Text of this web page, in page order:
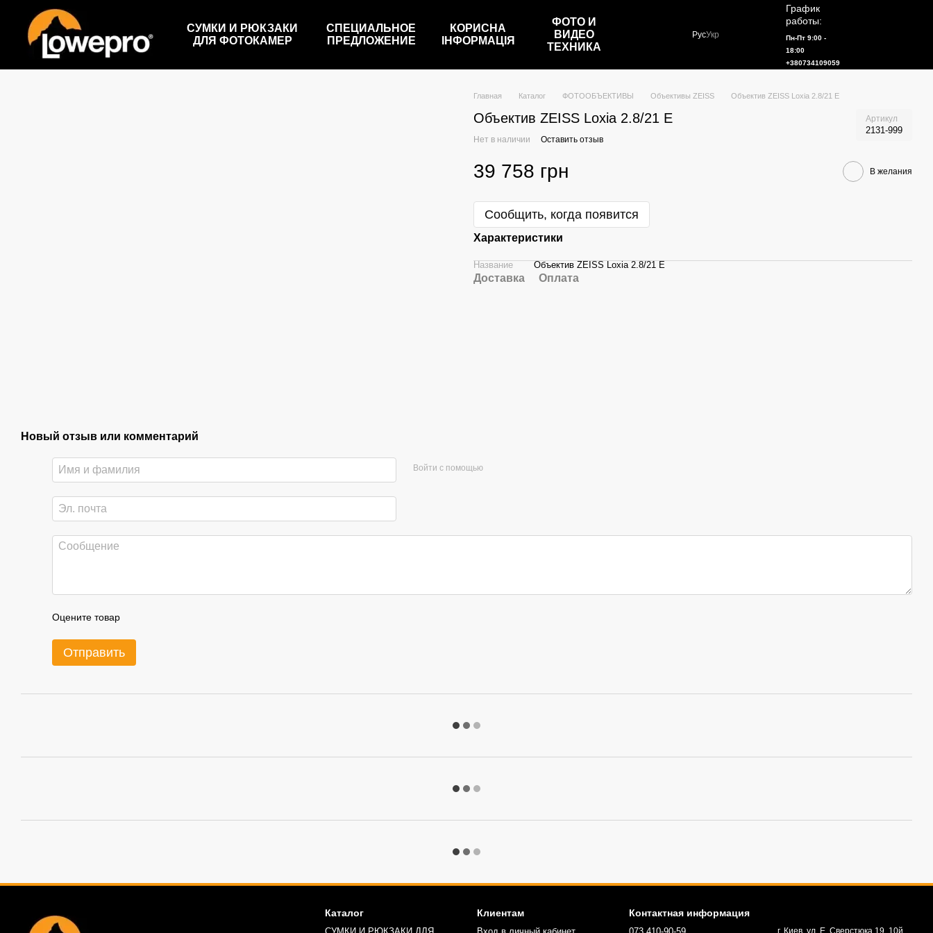
Перейти к основному контенту
СУМКИ И РЮКЗАКИ
ДЛЯ ФОТОКАМЕР
СПЕЦИАЛЬНОЕ
ПРЕДЛОЖЕНИЕ
КОРИСНА
ІНФОРМАЦІЯ
ФОТО И
ВИДЕО
ТЕХНИКА
РусУкр
График
работы:
Пн-Пт 9:00 -
18:00
+380734109059
Главная Каталог ФОТООБЪЕКТИВЫ Объективы ZEISS Объектив ZEISS Loxia 2.8/21 E
Объектив ZEISS Loxia 2.8/21 E Артикул
2131-999
Нет в наличии Оставить отзыв
39 758 грн В желания
Сообщить, когда появится
Характеристики
Название Объектив ZEISS Loxia 2.8/21 E
Доставка Оплата
Новый отзыв или комментарий
Войти с помощью
Оцените товар
Отправить
Каталог Клиентам Контактная информация
г. Киев, ул. Е. Сверстюка 19, 10й